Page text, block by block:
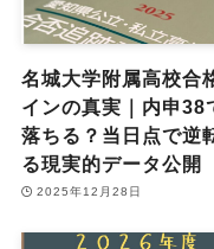
名城大学附属高校合
インの真実｜内申38
落ちる？当日点で逆
る現実的データ公開
2025年12月28日